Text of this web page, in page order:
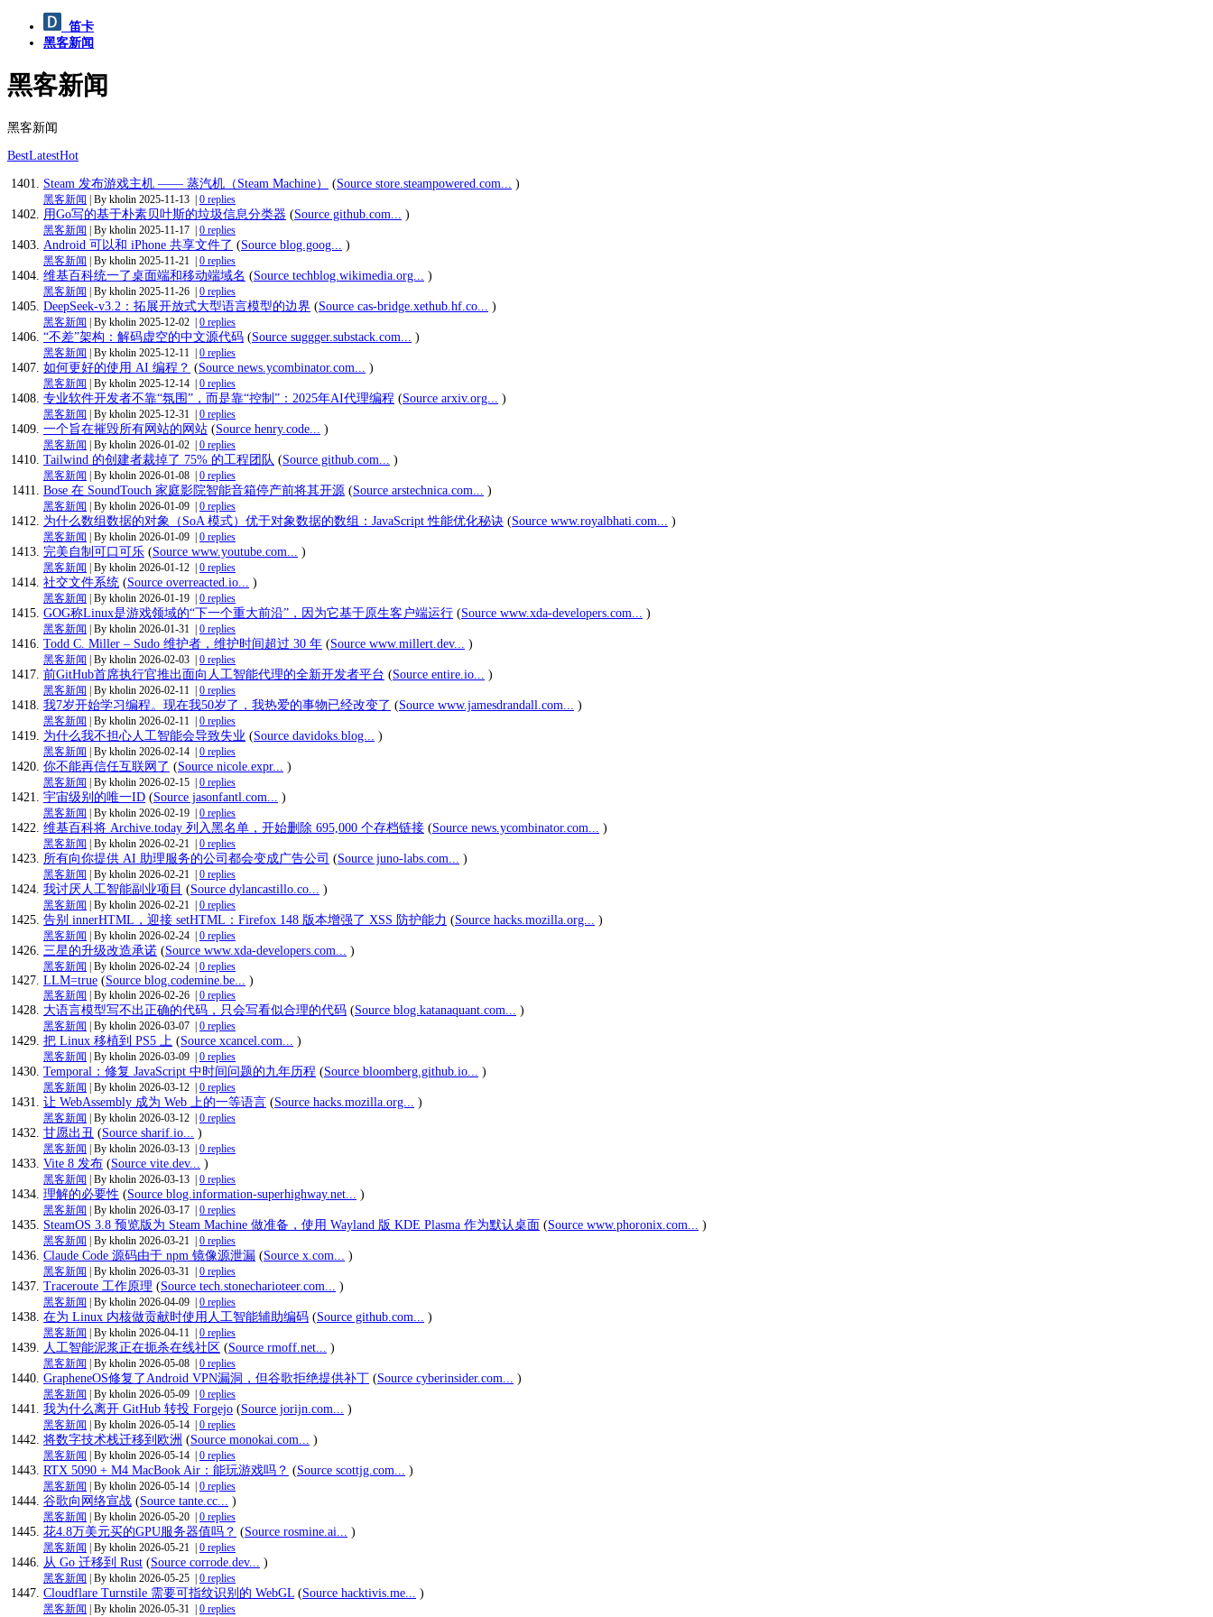
笛卡
黑客新闻
黑客新闻
黑客新闻
BestLatestHot
Steam 发布游戏主机 —— 蒸汽机（Steam Machine） (Source store.steampowered.com... )
黑客新闻 | By kholin 2025-11-13 0 replies
用Go写的基于朴素贝叶斯的垃圾信息分类器 (Source github.com... )
黑客新闻 | By kholin 2025-11-17 0 replies
Android 可以和 iPhone 共享文件了 (Source blog.goog... )
黑客新闻 | By kholin 2025-11-21 0 replies
维基百科统一了桌面端和移动端域名 (Source techblog.wikimedia.org... )
黑客新闻 | By kholin 2025-11-26 0 replies
DeepSeek-v3.2：拓展开放式大型语言模型的边界 (Source cas-bridge.xethub.hf.co... )
黑客新闻 | By kholin 2025-12-02 0 replies
“不差”架构：解码虚空的中文源代码 (Source suggger.substack.com... )
黑客新闻 | By kholin 2025-12-11 0 replies
如何更好的使用 AI 编程？ (Source news.ycombinator.com... )
黑客新闻 | By kholin 2025-12-14 0 replies
专业软件开发者不靠“氛围”，而是靠“控制”：2025年AI代理编程 (Source arxiv.org... )
黑客新闻 | By kholin 2025-12-31 0 replies
一个旨在摧毁所有网站的网站 (Source henry.code... )
黑客新闻 | By kholin 2026-01-02 0 replies
Tailwind 的创建者裁掉了 75% 的工程团队 (Source github.com... )
黑客新闻 | By kholin 2026-01-08 0 replies
Bose 在 SoundTouch 家庭影院智能音箱停产前将其开源 (Source arstechnica.com... )
黑客新闻 | By kholin 2026-01-09 0 replies
为什么数组数据的对象（SoA 模式）优于对象数据的数组：JavaScript 性能优化秘诀 (Source www.royalbhati.com... )
黑客新闻 | By kholin 2026-01-09 0 replies
完美自制可口可乐 (Source www.youtube.com... )
黑客新闻 | By kholin 2026-01-12 0 replies
社交文件系统 (Source overreacted.io... )
黑客新闻 | By kholin 2026-01-19 0 replies
GOG称Linux是游戏领域的“下一个重大前沿”，因为它基于原生客户端运行 (Source www.xda-developers.com... )
黑客新闻 | By kholin 2026-01-31 0 replies
Todd C. Miller – Sudo 维护者，维护时间超过 30 年 (Source www.millert.dev... )
黑客新闻 | By kholin 2026-02-03 0 replies
前GitHub首席执行官推出面向人工智能代理的全新开发者平台 (Source entire.io... )
黑客新闻 | By kholin 2026-02-11 0 replies
我7岁开始学习编程。现在我50岁了，我热爱的事物已经改变了 (Source www.jamesdrandall.com... )
黑客新闻 | By kholin 2026-02-11 0 replies
为什么我不担心人工智能会导致失业 (Source davidoks.blog... )
黑客新闻 | By kholin 2026-02-14 0 replies
你不能再信任互联网了 (Source nicole.expr... )
黑客新闻 | By kholin 2026-02-15 0 replies
宇宙级别的唯一ID (Source jasonfantl.com... )
黑客新闻 | By kholin 2026-02-19 0 replies
维基百科将 Archive.today 列入黑名单，开始删除 695,000 个存档链接 (Source news.ycombinator.com... )
黑客新闻 | By kholin 2026-02-21 0 replies
所有向你提供 AI 助理服务的公司都会变成广告公司 (Source juno-labs.com... )
黑客新闻 | By kholin 2026-02-21 0 replies
我讨厌人工智能副业项目 (Source dylancastillo.co... )
黑客新闻 | By kholin 2026-02-21 0 replies
告别 innerHTML，迎接 setHTML：Firefox 148 版本增强了 XSS 防护能力 (Source hacks.mozilla.org... )
黑客新闻 | By kholin 2026-02-24 0 replies
三星的升级改造承诺 (Source www.xda-developers.com... )
黑客新闻 | By kholin 2026-02-24 0 replies
LLM=true (Source blog.codemine.be... )
黑客新闻 | By kholin 2026-02-26 0 replies
大语言模型写不出正确的代码，只会写看似合理的代码 (Source blog.katanaquant.com... )
黑客新闻 | By kholin 2026-03-07 0 replies
把 Linux 移植到 PS5 上 (Source xcancel.com... )
黑客新闻 | By kholin 2026-03-09 0 replies
Temporal：修复 JavaScript 中时间问题的九年历程 (Source bloomberg.github.io... )
黑客新闻 | By kholin 2026-03-12 0 replies
让 WebAssembly 成为 Web 上的一等语言 (Source hacks.mozilla.org... )
黑客新闻 | By kholin 2026-03-12 0 replies
甘愿出丑 (Source sharif.io... )
黑客新闻 | By kholin 2026-03-13 0 replies
Vite 8 发布 (Source vite.dev... )
黑客新闻 | By kholin 2026-03-13 0 replies
理解的必要性 (Source blog.information-superhighway.net... )
黑客新闻 | By kholin 2026-03-17 0 replies
SteamOS 3.8 预览版为 Steam Machine 做准备，使用 Wayland 版 KDE Plasma 作为默认桌面 (Source www.phoronix.com... )
黑客新闻 | By kholin 2026-03-21 0 replies
Claude Code 源码由于 npm 镜像源泄漏 (Source x.com... )
黑客新闻 | By kholin 2026-03-31 0 replies
Traceroute 工作原理 (Source tech.stonecharioteer.com... )
黑客新闻 | By kholin 2026-04-09 0 replies
在为 Linux 内核做贡献时使用人工智能辅助编码 (Source github.com... )
黑客新闻 | By kholin 2026-04-11 0 replies
人工智能泥浆正在扼杀在线社区 (Source rmoff.net... )
黑客新闻 | By kholin 2026-05-08 0 replies
GrapheneOS修复了Android VPN漏洞，但谷歌拒绝提供补丁 (Source cyberinsider.com... )
黑客新闻 | By kholin 2026-05-09 0 replies
我为什么离开 GitHub 转投 Forgejo (Source jorijn.com... )
黑客新闻 | By kholin 2026-05-14 0 replies
将数字技术栈迁移到欧洲 (Source monokai.com... )
黑客新闻 | By kholin 2026-05-14 0 replies
RTX 5090 + M4 MacBook Air：能玩游戏吗？ (Source scottjg.com... )
黑客新闻 | By kholin 2026-05-14 0 replies
谷歌向网络宣战 (Source tante.cc... )
黑客新闻 | By kholin 2026-05-20 0 replies
花4.8万美元买的GPU服务器值吗？ (Source rosmine.ai... )
黑客新闻 | By kholin 2026-05-21 0 replies
从 Go 迁移到 Rust (Source corrode.dev... )
黑客新闻 | By kholin 2026-05-25 0 replies
Cloudflare Turnstile 需要可指纹识别的 WebGL (Source hacktivis.me... )
黑客新闻 | By kholin 2026-05-31 0 replies